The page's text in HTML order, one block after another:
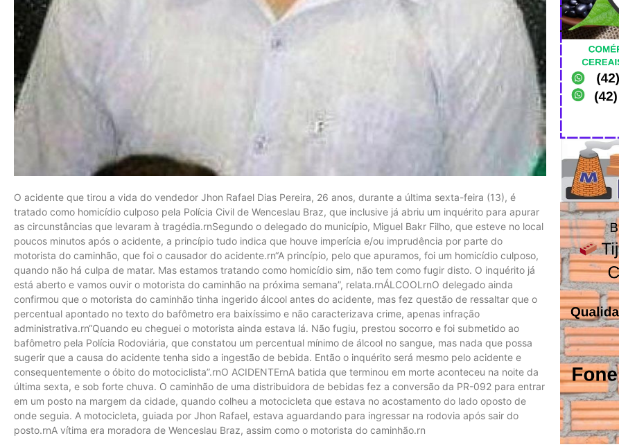
O acidente que tirou a vida do vendedor Jhon Rafael Dias Pereira, 26 anos, durante a última sexta-feira (13), é
tratado como homicídio culposo pela Polícia Civil de Wenceslau Braz, que inclusive já abriu um inquérito para apurar
as circunstâncias que levaram à tragédia.rnSegundo o delegado do município, Miguel Bakr Filho, que esteve no local
poucos minutos após o acidente, a princípio tudo indica que houve imperícia e/ou imprudência por parte do
motorista do caminhão, que foi o causador do acidente.rn“A princípio, pelo que apuramos, foi um homicídio culposo,
quando não há culpa de matar. Mas estamos tratando como homicídio sim, não tem como fugir disto. O inquérito já
está aberto e vamos ouvir o motorista do caminhão na próxima semana”, relata.rnÁLCOOLrnO delegado ainda
confirmou que o motorista do caminhão tinha ingerido álcool antes do acidente, mas fez questão de ressaltar que o
percentual apontado no texto do bafômetro era baixíssimo e não caracterizava crime, apenas infração
administrativa.rn“Quando eu cheguei o motorista ainda estava lá. Não fugiu, prestou socorro e foi submetido ao
bafômetro pela Polícia Rodoviária, que constatou um percentual mínimo de álcool no sangue, mas nada que possa
sugerir que a causa do acidente tenha sido a ingestão de bebida. Então o inquérito será mesmo pelo acidente e
consequentemente o óbito do motociclista”.rnO ACIDENTErnA batida que terminou em morte aconteceu na noite da
última sexta, e sob forte chuva. O caminhão de uma distribuidora de bebidas fez a conversão da PR-092 para entrar
em um posto na margem da cidade, quando colheu a motocicleta que estava no acostamento do lado oposto de
onde seguia. A motocicleta, guiada por Jhon Rafael, estava aguardando para ingressar na rodovia após sair do
posto.rnA vítima era moradora de Wenceslau Braz, assim como o motorista do caminhão.rn